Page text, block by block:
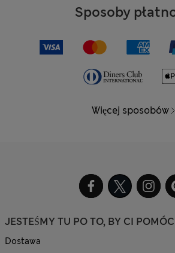
Sposoby
Więcej sposobów
JESTEŚMY TU PO TO, BY CI POMÓC
Dostawa